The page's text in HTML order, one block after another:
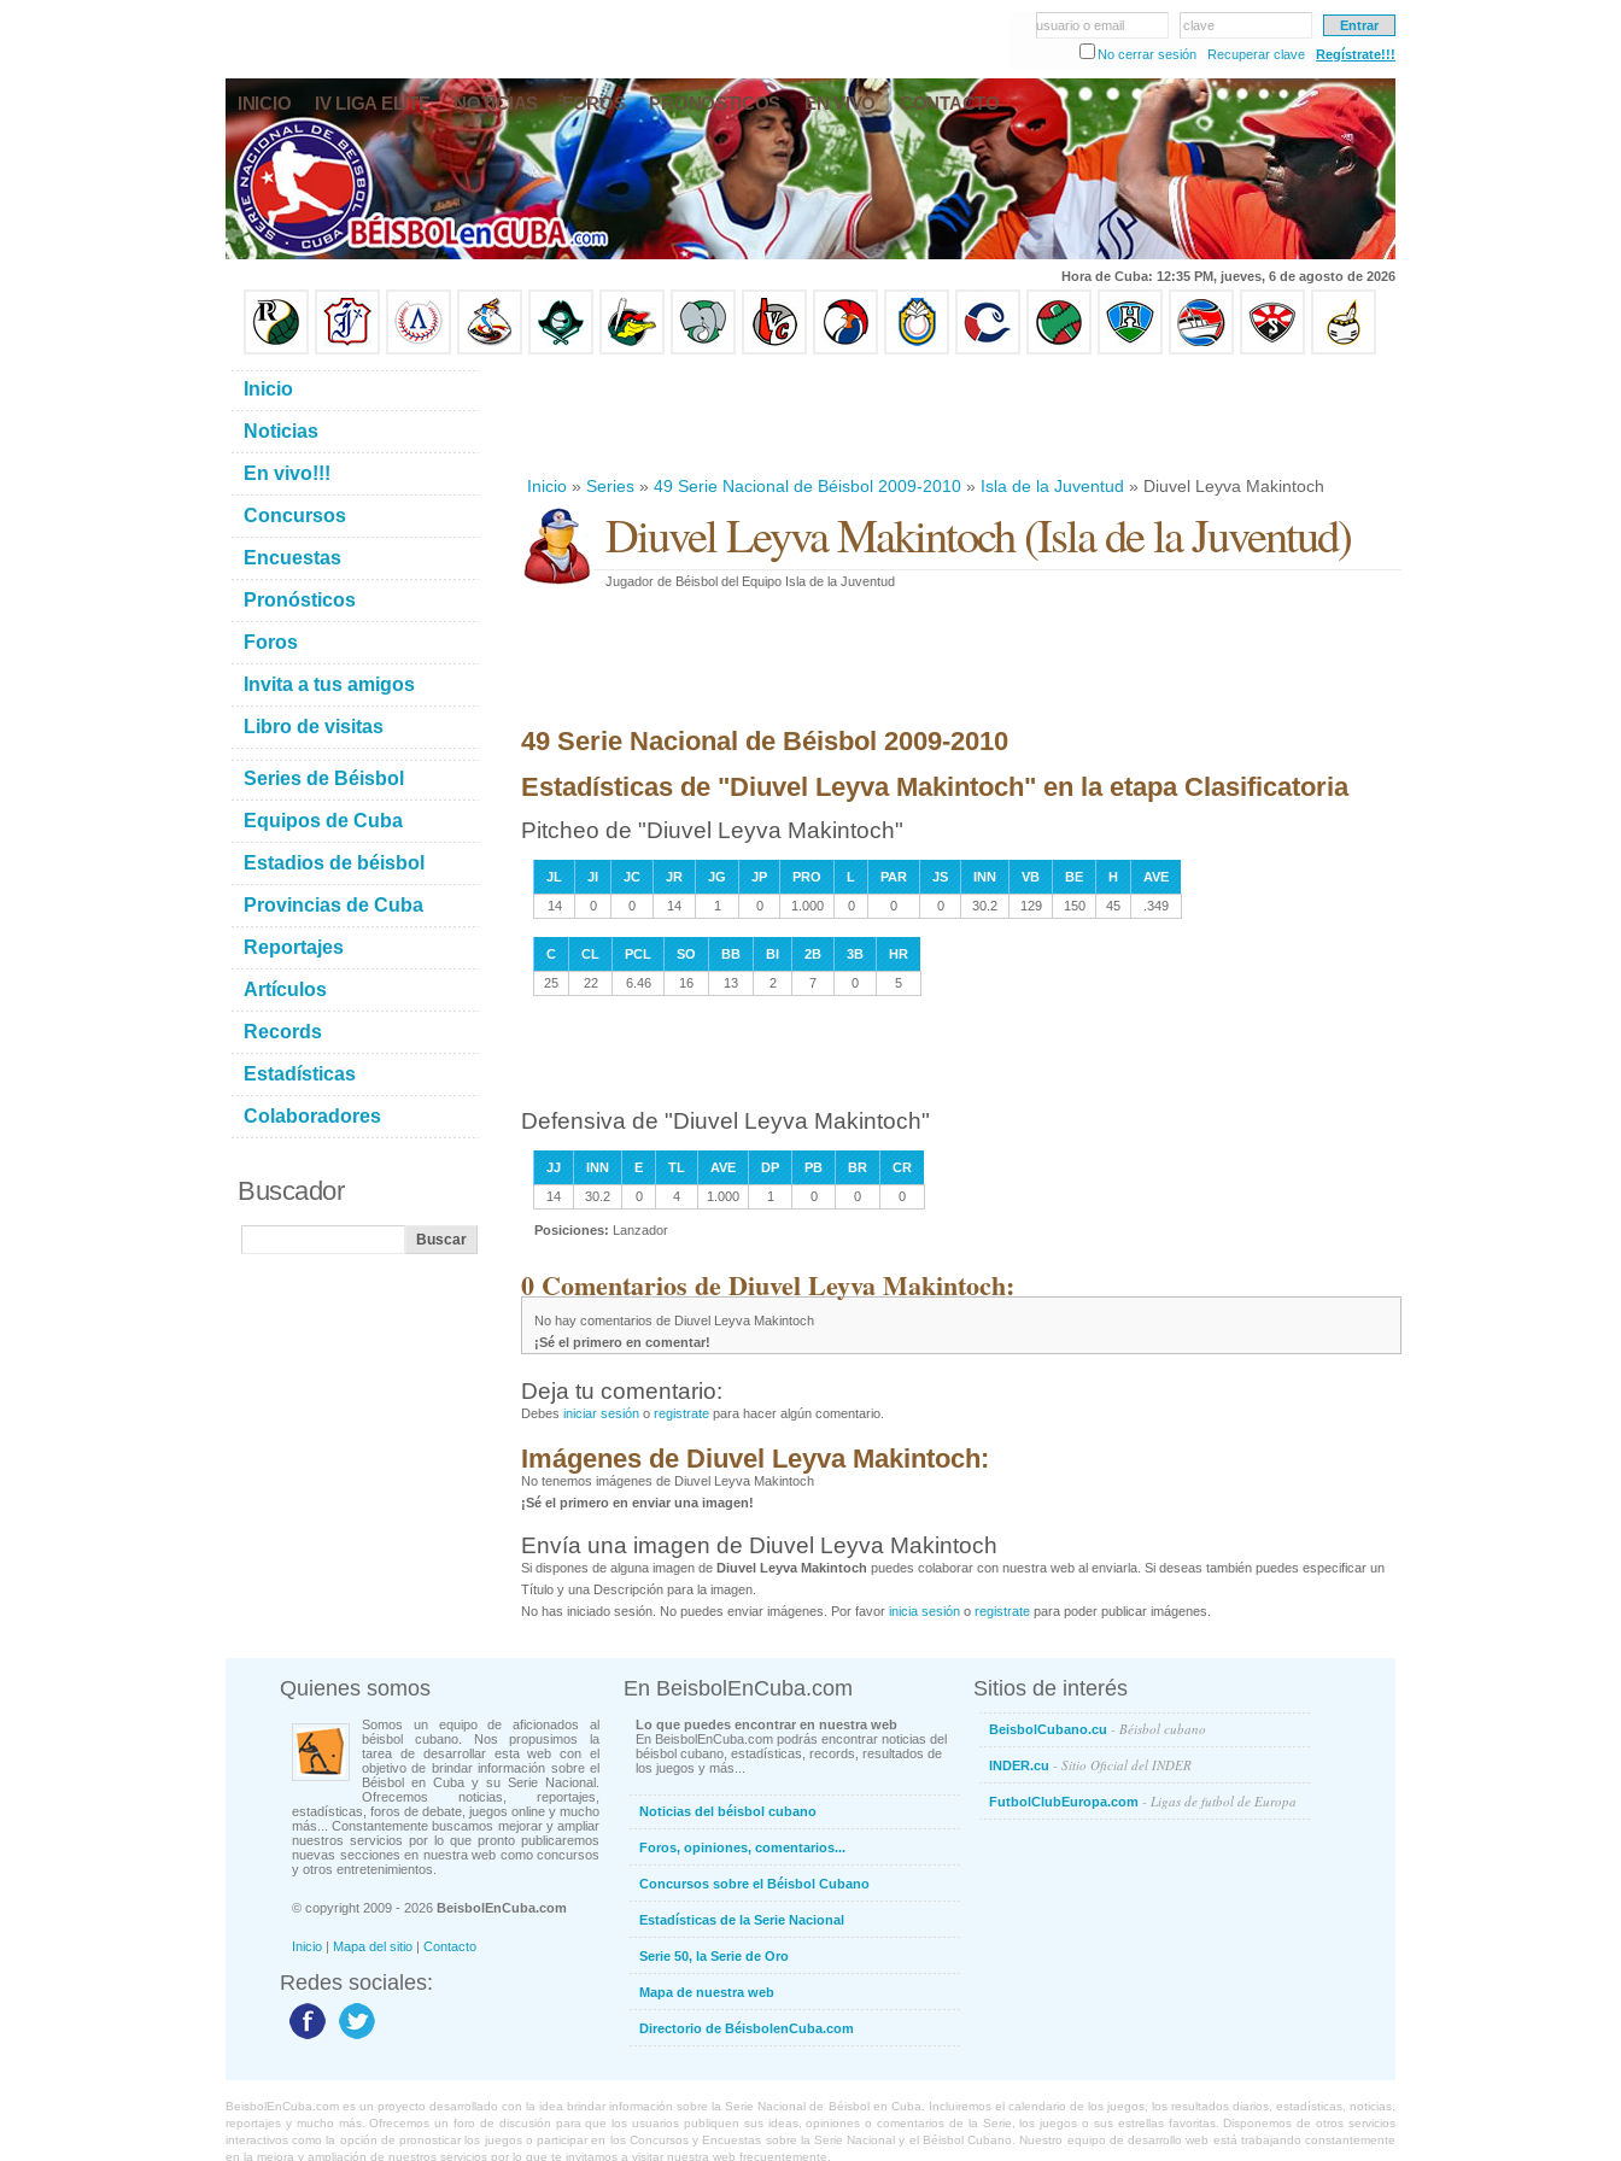
usuario o email
clave
No cerrar sesión
Recuperar clave Regístrate!!!
INICIO IV LIGA ELITE NOTICIAS FOROS PRONÓSTICOS EN VIVO CONTACTO
Hora de Cuba: 12:35 PM, jueves, 6 de agosto de 2026
Inicio » Series » 49 Serie Nacional de Béisbol 2009-2010 » Isla de la Juventud » Diuvel Leyva Makintoch
Diuvel Leyva Makintoch(Isla de la Juventud)
Jugador de Béisbol del Equipo Isla de la Juventud
49 Serie Nacional de Béisbol 2009-2010
Estadísticas de "Diuvel Leyva Makintoch" en la etapa Clasificatoria
Pitcheo de "Diuvel Leyva Makintoch"
JL JI JC JR JG JP PRO L PAR JS INN VB BE H
AVE
14
0 0 14 1 0 1.000 0 0 0 30.2 129 150 45 .349
C CL PCL SO BB BI 2B 3B
HR
25
22 6.46 16 13 2 7 0 5
Defensiva de "Diuvel Leyva Makintoch"
JJ INN E TL AVE DP PB BR
CR
14
30.2 0 4 1.000 1 0 0 0
Posiciones: Lanzador
0 Comentarios de Diuvel Leyva Makintoch:
No hay comentarios de Diuvel Leyva Makintoch
¡Sé el primero en comentar!
Deja tu comentario:
Debes iniciar sesión o registrate para hacer algún comentario.
Imágenes de Diuvel Leyva Makintoch:
No tenemos imágenes de Diuvel Leyva Makintoch
¡Sé el primero en enviar una imagen!
Envía una imagen de Diuvel Leyva Makintoch
Si dispones de alguna imagen de Diuvel Leyva Makintoch puedes colaborar con nuestra web al enviarla. Si deseas también puedes especificar un
Título y una Descripción para la imagen.
No has iniciado sesión. No puedes enviar imágenes. Por favor inicia sesión o registrate para poder publicar imágenes.
Inicio
Noticias
En vivo!!!
Concursos
Encuestas
Pronósticos
Foros
Invita a tus amigos
Libro de visitas
Series de Béisbol
Equipos de Cuba
Estadios de béisbol
Provincias de Cuba
Reportajes
Artículos
Records
Estadísticas
Colaboradores
Buscador
Quienes somos
Somos un equipo de aficionados al
béisbol cubano. Nos propusimos la
tarea de desarrollar esta web con el
objetivo de brindar información sobre el
Béisbol en Cuba y su Serie Nacional.
Ofrecemos noticias, reportajes,
estadísticas, foros de debate, juegos online y mucho
más... Constantemente buscamos mejorar y ampliar
nuestros servicios por lo que pronto publicaremos
nuevas secciones en nuestra web como concursos
y otros entretenimientos.
© copyright 2009 - 2026 BeisbolEnCuba.com
Inicio | Mapa del sitio | Contacto
Redes sociales:
En BeisbolEnCuba.com
Lo que puedes encontrar en nuestra web
En BeisbolEnCuba.com podrás encontrar noticias del
béisbol cubano, estadísticas, records, resultados de
los juegos y más...
Noticias del béisbol cubano
Foros, opiniones, comentarios...
Concursos sobre el Béisbol Cubano
Estadísticas de la Serie Nacional
Serie 50, la Serie de Oro
Mapa de nuestra web
Directorio de BéisbolenCuba.com
Sitios de interés
BeisbolCubano.cu - Béisbol cubano
INDER.cu - Sitio Oficial del INDER
FutbolClubEuropa.com - Ligas de futbol de Europa
BeisbolEnCuba.com es un proyecto desarrollado con la idea brindar información sobre la Serie Nacional de Béisbol en Cuba. Incluiremos el calendario de los juegos, los resultados diarios, estadísticas, noticias,
reportajes y mucho más. Ofrecemos un foro de discusión para que los usuarios publiquen sus ideas, opiniones o comentarios de la Serie, los juegos o sus estrellas favoritas. Disponemos de otros servicios
interactivos como la opción de pronosticar los juegos o participar en los Concursos y Encuestas sobre la Serie Nacional y el Béisbol Cubano. Nuestro equipo de desarrollo web está trabajando constantemente
en la mejora y ampliación de nuestros servicios por lo que te invitamos a visitar nuestra web frecuentemente.